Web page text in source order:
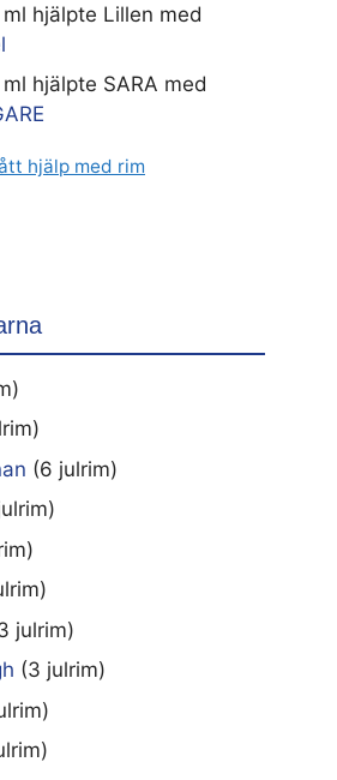
hjälpte Lillen med
hjälpte SARA med
hjälp med rim
(6 julrim)
julrim)
(3 julrim)